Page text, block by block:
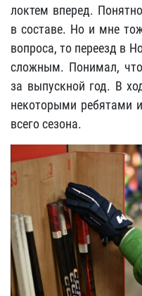
локтем вперед.
в составе. Но и мне
вопроса, то переезд в
сложным. Понимал, что
за выпускной год. В
некоторыми ребятами
всего сезона.